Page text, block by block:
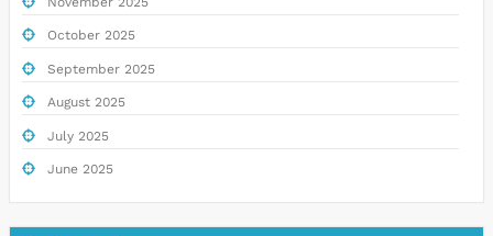
October 2025
September 2025
August 2025
July 2025
June 2025